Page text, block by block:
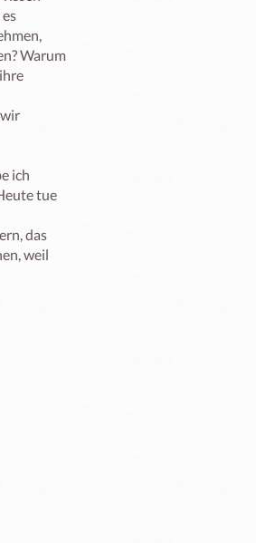
Warum
ich
tue
das
weil